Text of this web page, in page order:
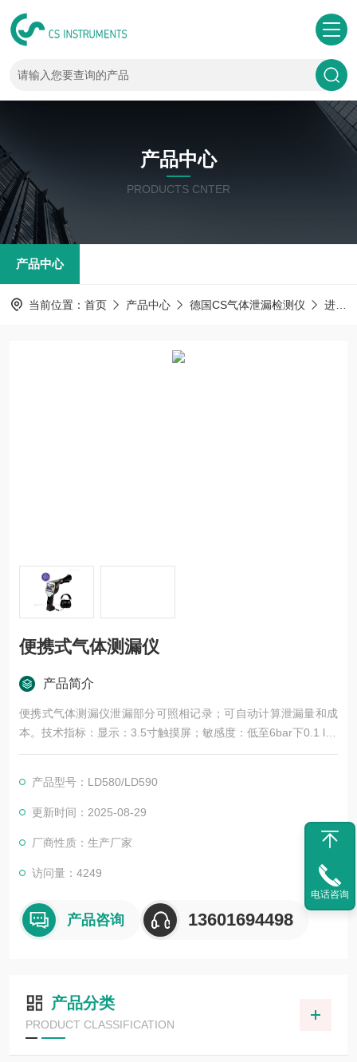
产品中心
PRODUCTS CNTER
产品中心
当前位置： 首页 产品中心 德国CS气体泄漏检测仪 进口气体检漏仪
便携式气体测漏仪
产品简介
便携式气体测漏仪泄漏部分可照相记录；可自动计算泄漏量和成
本。技术指标：显示：3.5寸触摸屏；敏感度：低至6bar下0.1 l/m
in 10m距离；电源：内部可充电锂离子电池约连续运行11小时，
产品型号：LD580/LD590
更新时间：2025-08-29
厂商性质：生产厂家
访问量：4249
产品咨询 13601694498
产品分类
PRODUCT CLASSIFICATION
电话咨询